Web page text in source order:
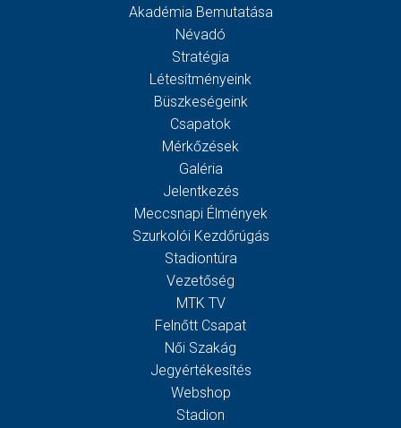
Akadémia Bemutatása
Névadó
Stratégia
Létesítményeink
Büszkeségeink
Csapatok
Mérkőzések
Galéria
Jelentkezés
Meccsnapi Élmények
Szurkolói Kezdőrúgás
Stadiontúra
Vezetőség
MTK TV
Felnőtt Csapat
Női Szakág
Jegyértékesítés
Webshop
Stadion